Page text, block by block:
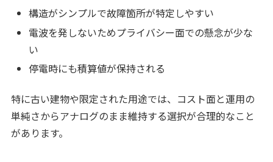
構造がシンプルで故障箇所が特定しやすい
電波を発しないためプライバシー面での懸念が少な
い
停電時にも積算値が保持される
特に古い建物や限定された用途では、コスト面と運用の
単純さからアナログのまま維持する選択が合理的なこと
があります。